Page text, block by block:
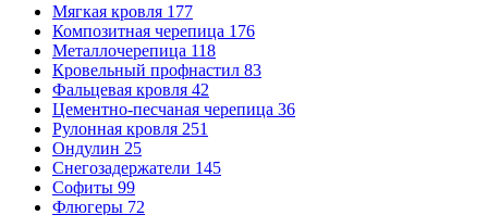
Мягкая кровля 177
Композитная черепица 176
Металлочерепица 118
Кровельный профнастил 83
Фальцевая кровля 42
Цементно-песчаная черепица 36
Рулонная кровля 251
Ондулин 25
Снегозадержатели 145
Софиты 99
Флюгеры 72